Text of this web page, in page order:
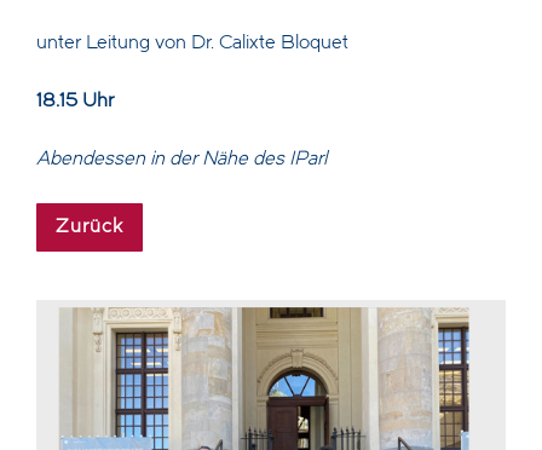
unter Leitung von Dr. Calixte Bloquet
18.15 Uhr
Abendessen in der Nähe des IParl
Zurück